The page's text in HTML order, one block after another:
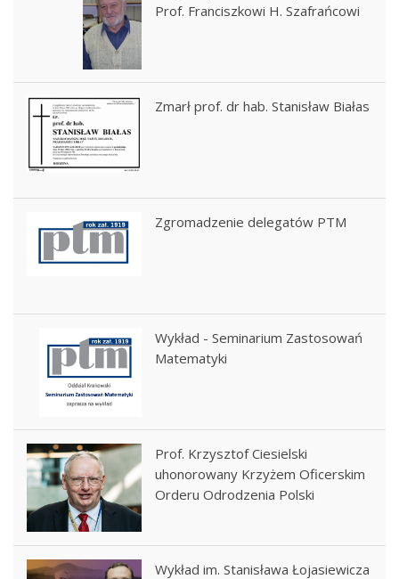
Prof. Franciszkowi H. Szafrańcowi
Zmarł prof. dr hab. Stanisław Białas
Zgromadzenie delegatów PTM
Wykład - Seminarium Zastosowań
Matematyki
Prof. Krzysztof Ciesielski
uhonorowany Krzyżem Oficerskim
Orderu Odrodzenia Polski
Wykład im. Stanisława Łojasiewicza